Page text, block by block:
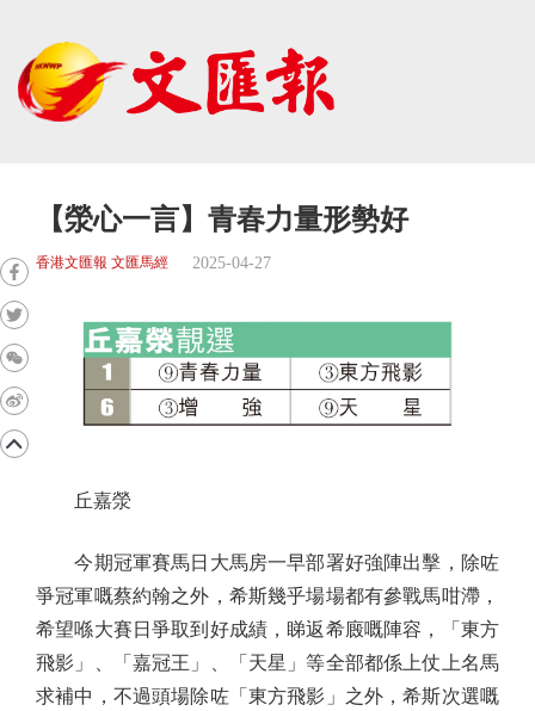
【滎心一言】青春力量形勢好
香港文匯報 文匯馬經 2025-04-27
丘嘉滎
今期冠軍賽馬日大馬房一早部署好強陣出擊，除咗
爭冠軍嘅蔡約翰之外，希斯幾乎場場都有參戰馬咁滯，
希望喺大賽日爭取到好成績，睇返希廄嘅陣容，「東方
飛影」、「嘉冠王」、「天星」等全部都係上仗上名馬
求補中，不過頭場除咗「東方飛影」之外，希斯次選嘅